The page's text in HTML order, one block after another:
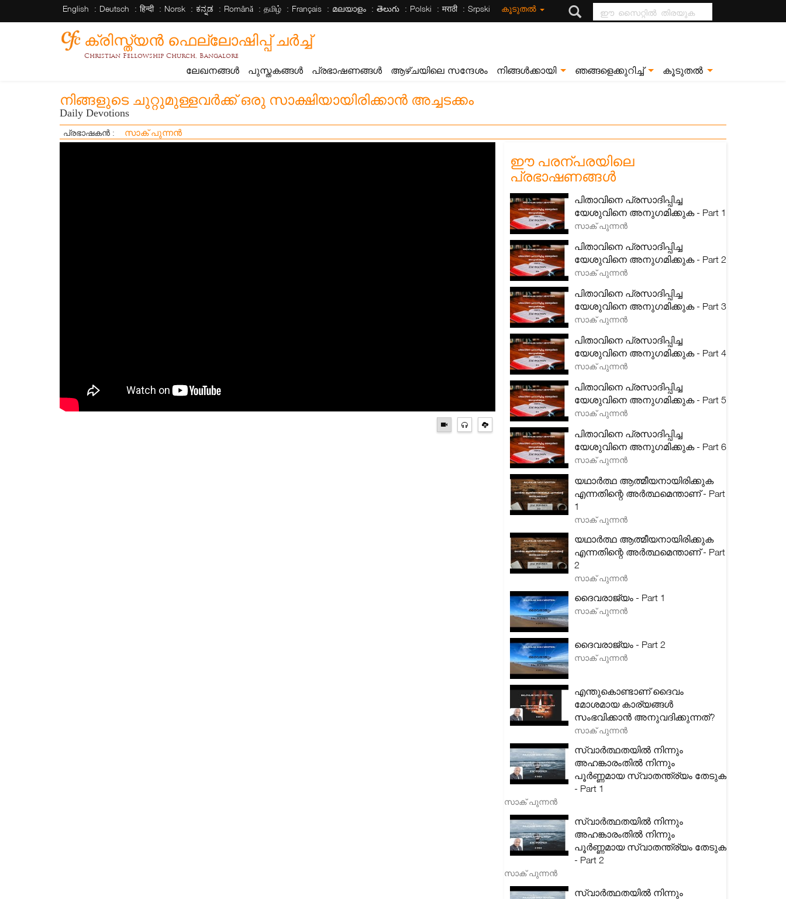
English Deutsch हिन्दी Norsk ಕನ್ನಡ Română தமிழ் Français മലയാളം తెలుగు Polski मराठी Srpski കൂടുതൽ
ഈ സൈറ്റിൽ
തിരയുക
ക്രിസ്ത്യന്‍ ഫെല്ലോഷിപ്പ് ചര്‍ച്ച്
Christian Fellowship Church, Bangalore
ലേഖനങ്ങൾ പുസ്തകങ്ങൾ പ്രഭാഷണങ്ങൾ ആഴ്ചയിലെ സന്ദേശം നിങ്ങൾക്കായി ഞങ്ങളെക്കുറിച്ച് കൂടുതൽ
നിങ്ങളുടെ ചുറ്റുമുള്ളവർക്ക് ഒരു സാക്ഷിയായിരിക്കാൻ അച്ചടക്കം
Daily Devotions
പ്രഭാഷകൻ : സാക് പുന്നൻ
ഈ പരന്പരയിലെ
പ്രഭാഷണങ്ങൾ
പിതാവിനെ പ്രസാദിപ്പിച്ച
യേശുവിനെ അനുഗമിക്കുക - Part 1
സാക് പുന്നൻ
പിതാവിനെ പ്രസാദിപ്പിച്ച
യേശുവിനെ അനുഗമിക്കുക - Part 2
സാക് പുന്നൻ
പിതാവിനെ പ്രസാദിപ്പിച്ച
യേശുവിനെ അനുഗമിക്കുക - Part 3
സാക് പുന്നൻ
പിതാവിനെ പ്രസാദിപ്പിച്ച
യേശുവിനെ അനുഗമിക്കുക - Part 4
സാക് പുന്നൻ
പിതാവിനെ പ്രസാദിപ്പിച്ച
യേശുവിനെ അനുഗമിക്കുക - Part 5
സാക് പുന്നൻ
പിതാവിനെ പ്രസാദിപ്പിച്ച
യേശുവിനെ അനുഗമിക്കുക - Part 6
സാക് പുന്നൻ
യഥാർത്ഥ ആത്മീയനായിരിക്കുക
എന്നതിന്റെ അർത്ഥമെന്താണ് - Part
1
സാക് പുന്നൻ
യഥാർത്ഥ ആത്മീയനായിരിക്കുക
എന്നതിന്റെ അർത്ഥമെന്താണ് - Part
2
സാക് പുന്നൻ
ദൈവരാജ്യം - Part 1
സാക് പുന്നൻ
ദൈവരാജ്യം - Part 2
സാക് പുന്നൻ
എന്തുകൊണ്ടാണ് ദൈവം
മോശമായ കാര്യങ്ങൾ
സംഭവിക്കാൻ അനുവദിക്കുന്നത്?
സാക് പുന്നൻ
സ്വാർത്ഥതയിൽ നിന്നും
അഹങ്കാരംതിൽ നിന്നും
പൂർണ്ണമായ സ്വാതന്ത്ര്യം തേടുക
- Part 1
സാക് പുന്നൻ
സ്വാർത്ഥതയിൽ നിന്നും
അഹങ്കാരംതിൽ നിന്നും
പൂർണ്ണമായ സ്വാതന്ത്ര്യം തേടുക
- Part 2
സാക് പുന്നൻ
സ്വാർത്ഥതയിൽ നിന്നും